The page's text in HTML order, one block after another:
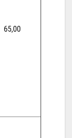
65,00